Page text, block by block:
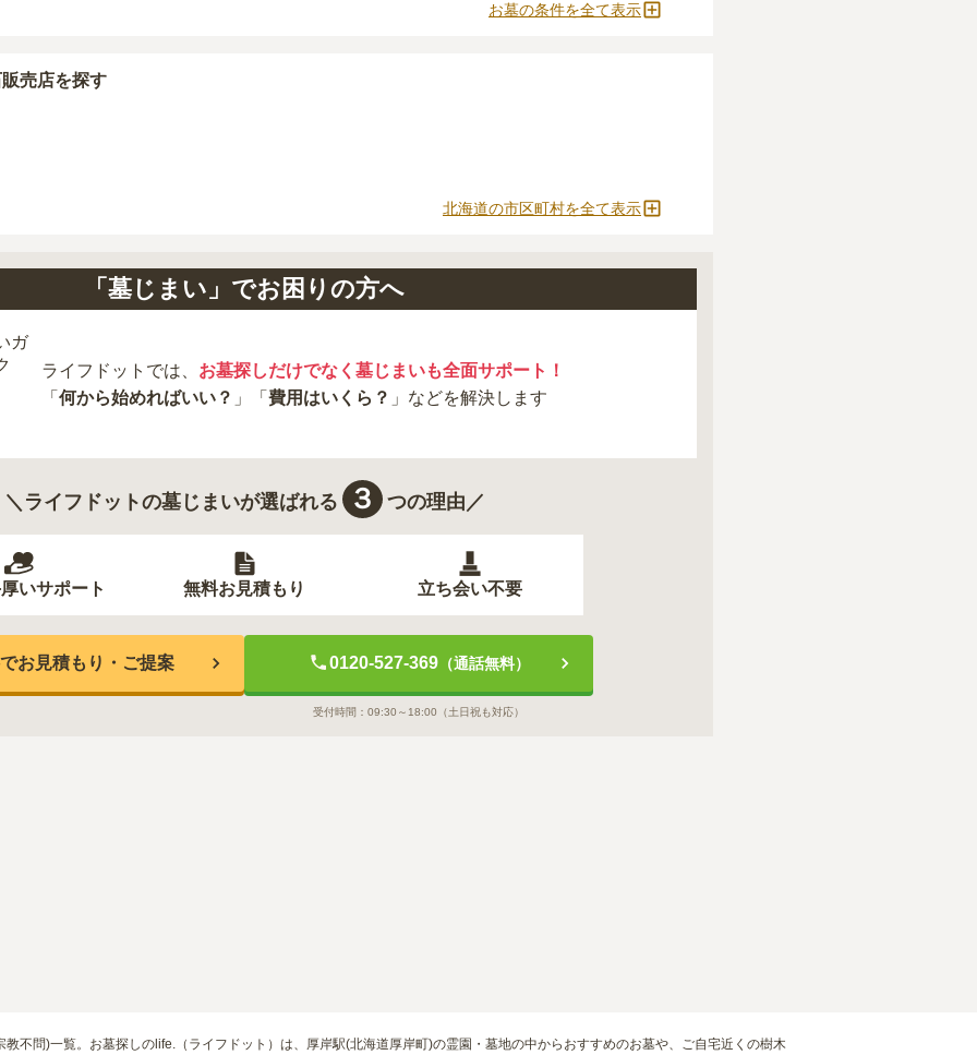
お墓の条件を全て表示
売店を探す
北海道の市区町村を全て表示
「墓じまい」でお困りの方へ
ライフドットでは、 お墓探しだけでなく墓じまいも全面サポート！
「 何から始めればいい？ 」「 費用はいくら？ 」などを解決します
＼ライフドットの墓じまいが選ばれる ３ つの理由／
いサポート 無料お見積もり 立ち会い不要
お見積もり・ご提案 0120-527-369（通話無料）
受付時間： 09:30～18:00 （土日祝も対応）
教不問)一覧。お墓探しのlife.（ライフドット）は、厚岸駅(北海道厚岸町)の霊園・墓地の中からおすすめのお墓や、ご自宅近くの樹木